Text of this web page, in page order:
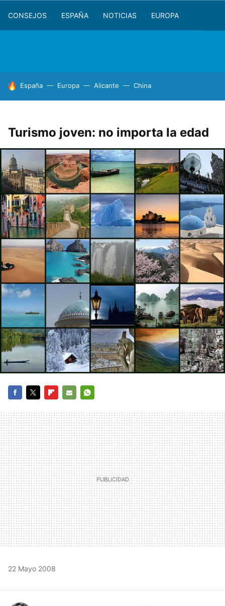
CONSEJOS ESPAÑA NOTICIAS EUROPA
HOY SE HABLA DE
España Europa Alicante China
Turismo joven: no importa la edad
MAIL
22 Mayo 2008